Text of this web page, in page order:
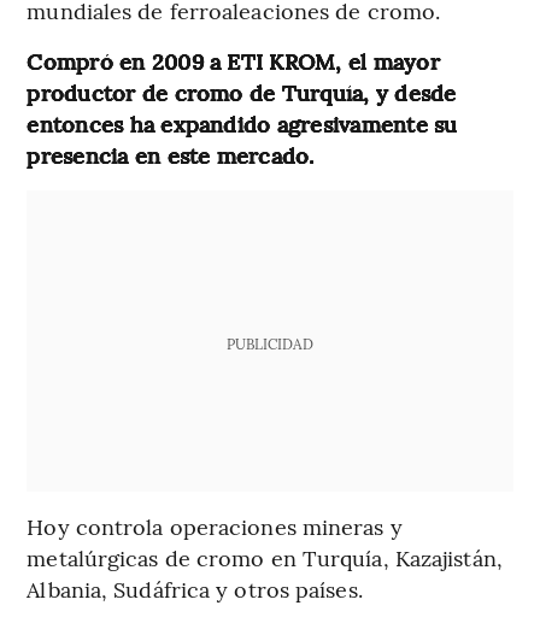
mundiales de ferroaleaciones de cromo.
Compró en 2009 a ETI KROM, el mayor
productor de cromo de Turquía, y desde
entonces ha expandido agresivamente su
presencia en este mercado.
PUBLICIDAD
Hoy controla operaciones mineras y
metalúrgicas de cromo en Turquía, Kazajistán,
Albania, Sudáfrica y otros países.